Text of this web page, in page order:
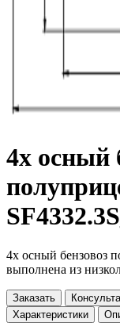
4х осный
4х осный бензовоз
выполнена из
Заказать
Характеристики